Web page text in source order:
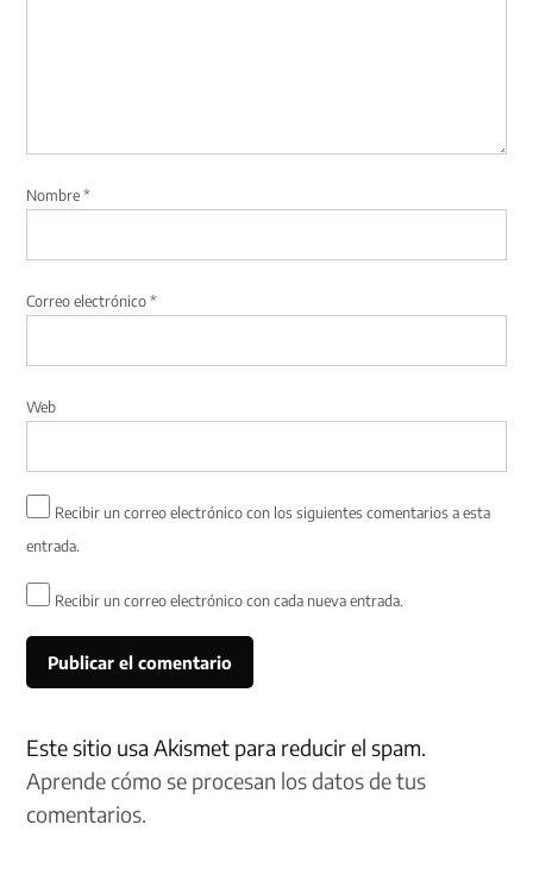
Nombre*
Correo electrónico*
Web
Recibir un correo electrónico con los siguientes comentarios a esta
entrada.
Recibir un correo electrónico con cada nueva entrada.
Este sitio usa Akismet para reducir el spam.
Aprende cómo se procesan los datos de tus
comentarios.